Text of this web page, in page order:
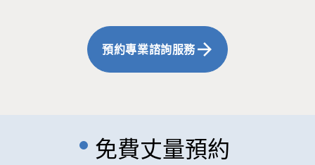
預約專業諮詢服務
免費丈量預約